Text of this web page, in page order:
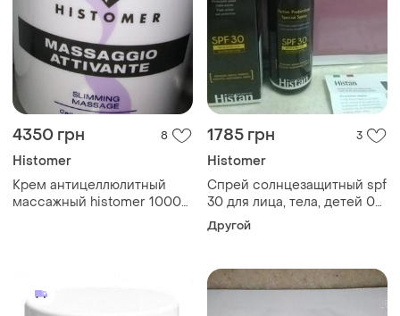
4350 грн 8
Histomer
Крем антицеллюлитный
массажный histomer 1000
1785 грн 3
Histomer
Спрей солнцезащитный spf
30 для лица, тела, детей 0+,
active protection spray
Другой